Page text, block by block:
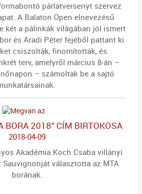
párlatversenyt szervez
A Balaton Open elnevezésű
két a pálinkák világában jól ismert
és Aradi Péterfejéből pattant ki.
csiszolták, finomították, és
terv, amelyről március 8-án –
– számoltak be a sajtó
BORA 2018” CÍM BIRTOKOSA
2018-04-09
Akadémia Koch Csaba villányi
Sauvignonját választotta az MTA
borának.